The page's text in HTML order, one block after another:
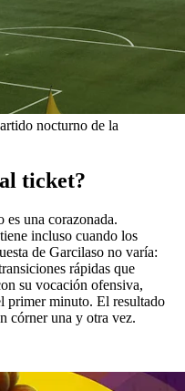
nocturno de la
ticket?
una corazonada.
incluso cuando los
de Garcilaso no varía:
rápidas que
su vocación ofensiva,
primer minuto. El resultado
córner una y otra vez.